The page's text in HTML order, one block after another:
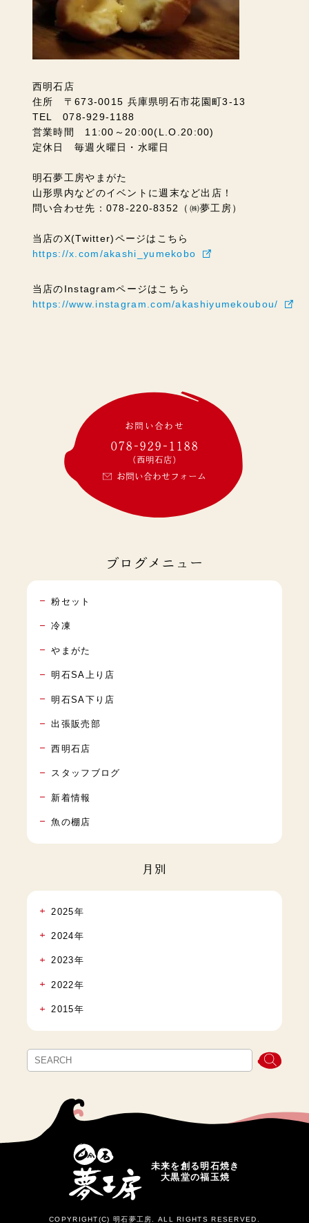
西明石店
住所 〒673-0015 兵庫県明石市花園町3-13
TEL 078-929-1188
営業時間 11:00～20:00(L.O.20:00)
定休日 毎週火曜日・水曜日
明石夢工房やまがた
山形県内などのイベントに週末など出店！
問い合わせ先：078-220-8352（㈱夢工房）
当店のX(Twitter)ページはこちら
https://x.com/akashi_yumekobo
当店のInstagramページはこちら
https://www.instagram.com/akashiyumekoubou/
お問い合わせ
078-929-1188
(西明石店)
お問い合わせフォーム
ブログメニュー
粉セット
冷凍
やまがた
明石SA上り店
明石SA下り店
出張販売部
西明石店
スタッフブログ
新着情報
魚の棚店
月別
2025年
2024年
2023年
2022年
2015年
未来を創る明石焼き
大黒堂の福玉焼
COPYRIGHT(C) 明石夢工房. ALL RIGHTS RESERVED.